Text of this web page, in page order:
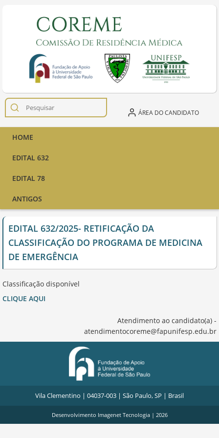
ÁREA DO CANDIDATO
HOME
EDITAL 632
EDITAL 78
ANTIGOS
EDITAL 632/2025- RETIFICAÇÃO DA
CLASSIFICAÇÃO DO PROGRAMA DE MEDICINA
DE EMERGÊNCIA
Classificação disponível
CLIQUE AQUI
Atendimento ao candidato(a) -
atendimentocoreme@fapunifesp.edu.br
Vila Clementino | 04037-003 | São Paulo, SP | Brasil
Desenvolvimento Imagenet Tecnologia| 2026